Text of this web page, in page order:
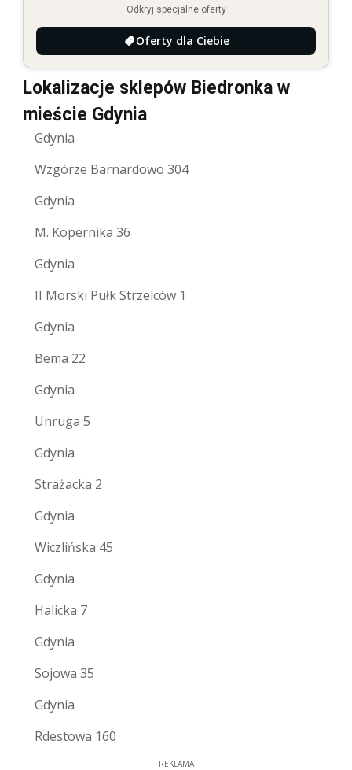
Odkryj specjalne oferty
Oferty dla Ciebie
Lokalizacje sklepów Biedronka w
mieście Gdynia
Gdynia
Wzgórze Barnardowo 304
Gdynia
M. Kopernika 36
Gdynia
II Morski Pułk Strzelców 1
Gdynia
Bema 22
Gdynia
Unruga 5
Gdynia
Strażacka 2
Gdynia
Wiczlińska 45
Gdynia
Halicka 7
Gdynia
Sojowa 35
Gdynia
Rdestowa 160
REKLAMA